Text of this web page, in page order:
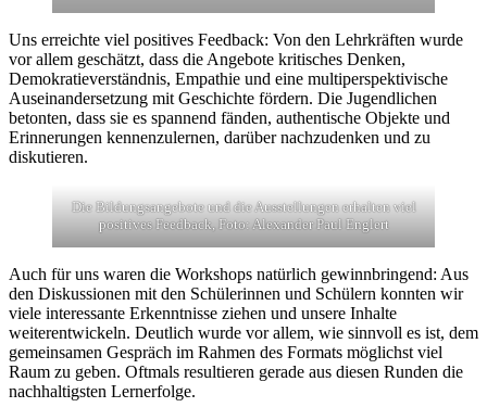
Uns erreichte viel positives Feedback: Von den Lehrkräften wurde
vor allem geschätzt, dass die Angebote kritisches Denken,
Demokratieverständnis, Empathie und eine multiperspektivische
Auseinandersetzung mit Geschichte fördern. Die Jugendlichen
betonten, dass sie es spannend fänden, authentische Objekte und
Erinnerungen kennenzulernen, darüber nachzudenken und zu
diskutieren.
Die Bildungsangebote und die Ausstellungen erhalten viel
positives Feedback, Foto: Alexander Paul Englert
Auch für uns waren die Workshops natürlich gewinnbringend: Aus
den Diskussionen mit den Schülerinnen und Schülern konnten wir
viele interessante Erkenntnisse ziehen und unsere Inhalte
weiterentwickeln. Deutlich wurde vor allem, wie sinnvoll es ist, dem
gemeinsamen Gespräch im Rahmen des Formats möglichst viel
Raum zu geben. Oftmals resultieren gerade aus diesen Runden die
nachhaltigsten Lernerfolge.